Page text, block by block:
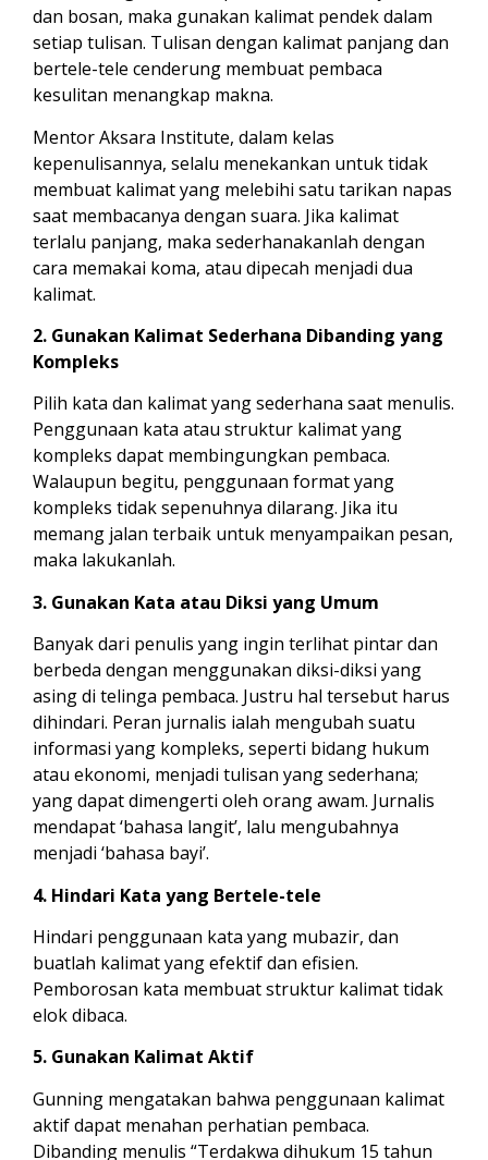
dan bosan, maka gunakan kalimat pendek dalam
setiap tulisan. Tulisan dengan kalimat panjang dan
bertele-tele cenderung membuat pembaca
kesulitan menangkap makna.
Mentor Aksara Institute, dalam kelas
kepenulisannya, selalu menekankan untuk tidak
membuat kalimat yang melebihi satu tarikan napas
saat membacanya dengan suara. Jika kalimat
terlalu panjang, maka sederhanakanlah dengan
cara memakai koma, atau dipecah menjadi dua
kalimat.
2. Gunakan Kalimat Sederhana Dibanding yang
Kompleks
Pilih kata dan kalimat yang sederhana saat menulis.
Penggunaan kata atau struktur kalimat yang
kompleks dapat membingungkan pembaca.
Walaupun begitu, penggunaan format yang
kompleks tidak sepenuhnya dilarang. Jika itu
memang jalan terbaik untuk menyampaikan pesan,
maka lakukanlah.
3. Gunakan Kata atau Diksi yang Umum
Banyak dari penulis yang ingin terlihat pintar dan
berbeda dengan menggunakan diksi-diksi yang
asing di telinga pembaca. Justru hal tersebut harus
dihindari. Peran jurnalis ialah mengubah suatu
informasi yang kompleks, seperti bidang hukum
atau ekonomi, menjadi tulisan yang sederhana;
yang dapat dimengerti oleh orang awam. Jurnalis
mendapat ‘bahasa langit’, lalu mengubahnya
menjadi ‘bahasa bayi’.
4. Hindari Kata yang Bertele-tele
Hindari penggunaan kata yang mubazir, dan
buatlah kalimat yang efektif dan efisien.
Pemborosan kata membuat struktur kalimat tidak
elok dibaca.
5. Gunakan Kalimat Aktif
Gunning mengatakan bahwa penggunaan kalimat
aktif dapat menahan perhatian pembaca.
Dibanding menulis “Terdakwa dihukum 15 tahun